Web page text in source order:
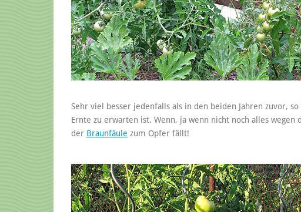
Sehr viel besser jedenfalls als in den beiden Jahren zuvor,
Ernte zu erwarten ist. Wenn, ja wenn nicht noch alles
der Braunfäule zum Opfer fällt!